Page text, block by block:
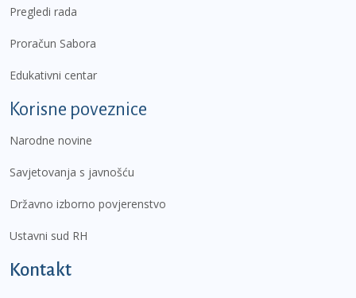
Pregledi rada
Proračun Sabora
Edukativni centar
Korisne poveznice
Narodne novine
Savjetovanja s javnošću
Državno izborno povjerenstvo
Ustavni sud RH
Kontakt